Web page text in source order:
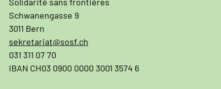
Schwanengasse 9
3011 Bern
sekretariat@sosf.ch
031 311 07 70
IBAN CH03 0900 0000 3001 3574 6